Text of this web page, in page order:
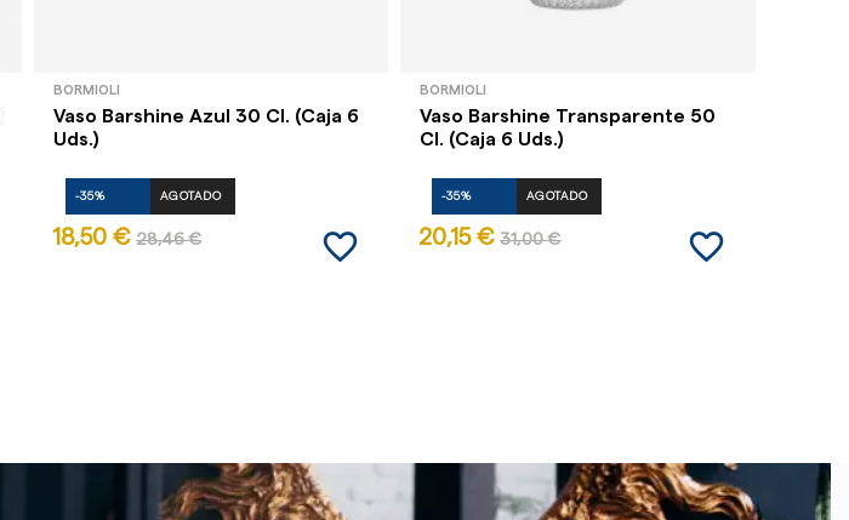
BORMIOLI
Vaso Barshine Azul 30 Cl. (Caja 6
Uds.)
-35% AGOTADO
18,50 € 28,46 € favorite_border
BORMIOLI
Vaso Barshine Transparente 50
Cl. (Caja 6 Uds.)
-35% AGOTADO
20,15 € 31,00 € favorite_border